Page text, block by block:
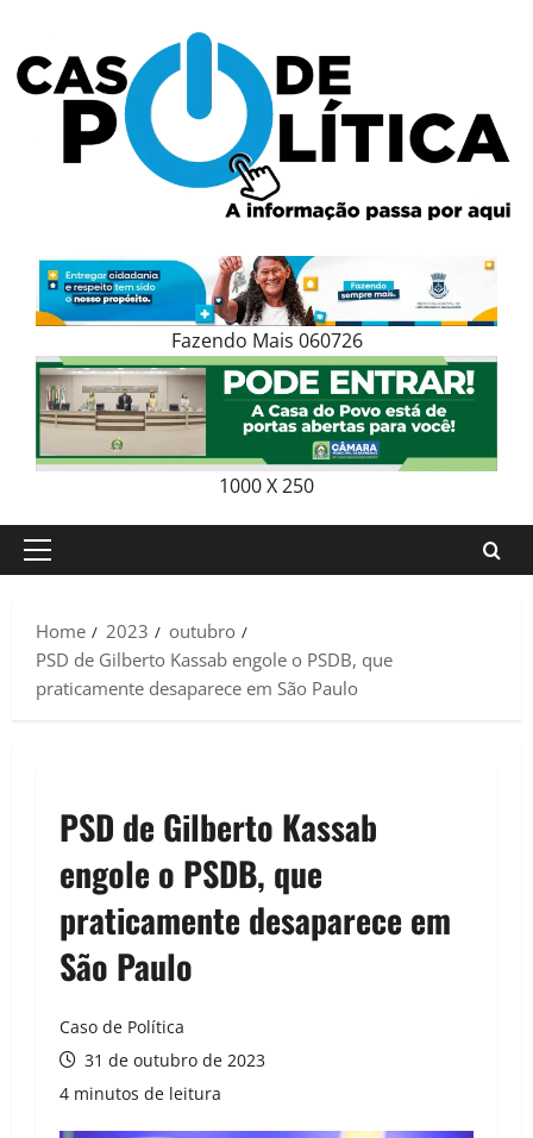
content
Fazendo Mais 060726
1000 X 250
Primary
Home
2023
outubro
PSD de Gilberto Kassab engole o PSDB, que
praticamente desaparece em São Paulo
PSD de Gilberto Kassab
engole o PSDB, que
praticamente desaparece em
São Paulo
Caso de Política
31 de outubro de 2023
4 minutos de leitura